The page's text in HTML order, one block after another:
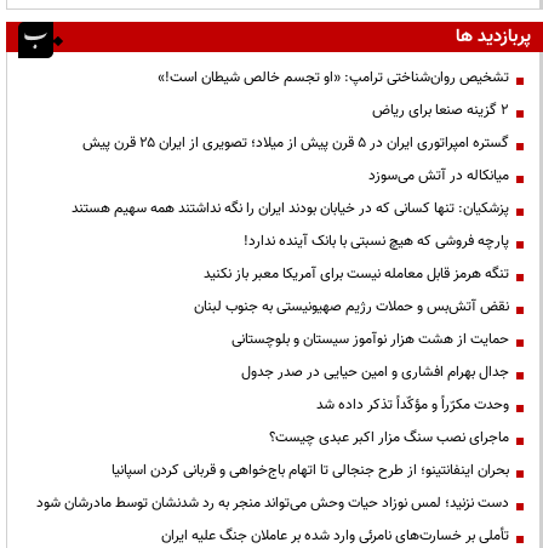
پربازدید ها
تشخیص روان‌شناختی ترامپ: «او تجسم خالص شیطان است!»
۲ گزینه صنعا برای ریاض
گستره امپراتوری ایران در ۵ قرن پیش از میلاد؛ تصویری از ایران ۲۵ قرن پیش
میانکاله در آتش می‌سوزد
پزشکیان: تنها کسانی که در خیابان بودند ایران را نگه نداشتند همه سهیم هستند
پارچه فروشی که هیچ نسبتی با بانک آینده ندارد!
تنگه هرمز قابل معامله نیست برای آمریکا معبر باز نکنید
نقض آتش‌بس و حملات رژیم صهیونیستی به جنوب لبنان
حمایت از هشت هزار نوآموز سیستان و بلوچستانی
جدال بهرام افشاری و امین حیایی در صدر جدول
وحدت مکرّراً و مؤکّداً تذکر داده شد
ماجرای نصب سنگ مزار اکبر عبدی چیست؟
بحران اینفانتینو؛ از طرح جنجالی تا اتهام باج‌خواهی و قربانی کردن اسپانیا
دست نزنید؛ لمس نوزاد حیات وحش می‌تواند منجر به رد شدنشان توسط مادرشان شود
تأملی بر خسارت‌های نامرئی وارد شده بر عاملان جنگ علیه ایران